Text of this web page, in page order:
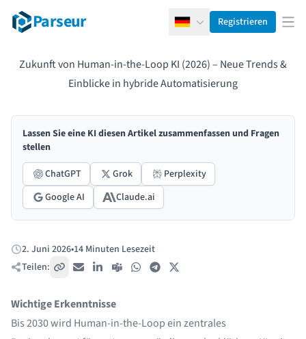
Parseur DeutschRegistrieren
Zukunft von Human-in-the-Loop KI (2026) – Neue Trends &
Einblicke in hybride Automatisierung
Lassen Sie eine KI diesen Artikel zusammenfassen und Fragen
stellen
ChatGPT
Grok
Perplexity
Google AI
Claude.ai
Veröffentlicht:
2. Juni 2026•14 Minuten Lesezeit
Teilen:
Link kopieren
E-Mail LinkedIn
Teams WhatsAppTelegram
Wichtige Erkenntnisse
Bis 2030 wird Human-in-the-Loop ein zentrales